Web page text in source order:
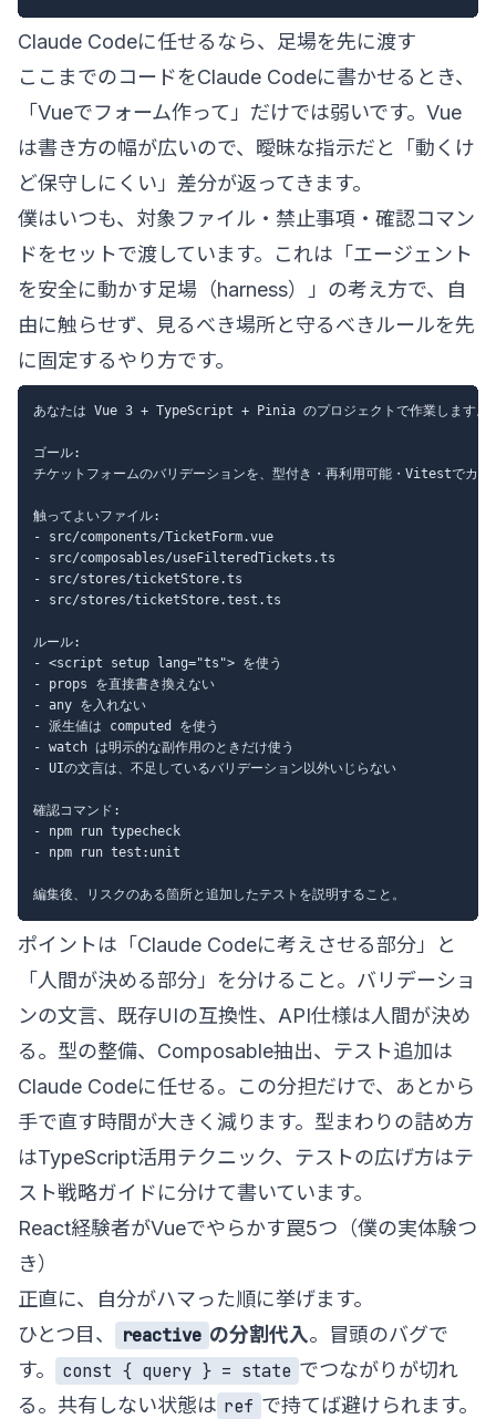
Claude Codeに任せるなら、足場を先に渡す
ここまでのコードをClaude Codeに書かせるとき、
「Vueでフォーム作って」だけでは弱いです。Vue
は書き方の幅が広いので、曖昧な指示だと「動くけ
ど保守しにくい」差分が返ってきます。
僕はいつも、対象ファイル・禁止事項・確認コマン
ドをセットで渡しています。これは「エージェント
を安全に動かす足場（harness）」の考え方で、自
由に触らせず、見るべき場所と守るべきルールを先
に固定するやり方です。
あなたは Vue 3 + TypeScript + Pinia のプロジェクトで作業します。
ゴール:
チケットフォームのバリデーションを、型付き・再利用可能・Vitestでカバ
触ってよいファイル:
- src/components/TicketForm.vue
- src/composables/useFilteredTickets.ts
- src/stores/ticketStore.ts
- src/stores/ticketStore.test.ts
ルール:
- <script setup lang="ts"> を使う
- props を直接書き換えない
- any を入れない
- 派生値は computed を使う
- watch は明示的な副作用のときだけ使う
- UIの文言は、不足しているバリデーション以外いじらない
確認コマンド:
- npm run typecheck
- npm run test:unit
ポイントは「Claude Codeに考えさせる部分」と
「人間が決める部分」を分けること。バリデーショ
ンの文言、既存UIの互換性、API仕様は人間が決め
る。型の整備、Composable抽出、テスト追加は
Claude Codeに任せる。この分担だけで、あとから
手で直す時間が大きく減ります。型まわりの詰め方
はTypeScript活用テクニック、テストの広げ方はテ
スト戦略ガイドに分けて書いています。
React経験者がVueでやらかす罠5つ（僕の実体験つ
き）
正直に、自分がハマった順に挙げます。
ひとつ目、
reactive の分割代入。冒頭のバグで
す。
const { query } = state でつながりが切れ
る。共有しない状態は ref で持てば避けられます。